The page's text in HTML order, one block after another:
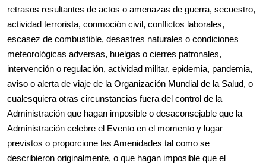
retrasos resultantes de actos o amenazas de guerra, secuestro,
actividad terrorista, conmoción civil, conflictos laborales,
escasez de combustible, desastres naturales o condiciones
meteorológicas adversas, huelgas o cierres patronales,
intervención o regulación, actividad militar, epidemia, pandemia,
aviso o alerta de viaje de la Organización Mundial de la Salud, o
cualesquiera otras circunstancias fuera del control de la
Administración que hagan imposible o desaconsejable que la
Administración celebre el Evento en el momento y lugar
previstos o proporcione las Amenidades tal como se
describieron originalmente, o que hagan imposible que el